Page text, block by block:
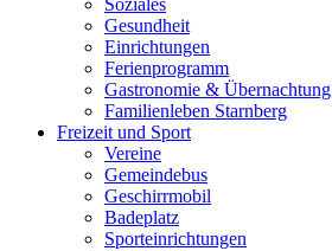
Soziales
Gesundheit
Einrichtungen
Ferienprogramm
Gastronomie & Übernachtung
Familienleben Starnberg
Freizeit und Sport
Vereine
Gemeindebus
Geschirrmobil
Badeplatz
Sporteinrichtungen